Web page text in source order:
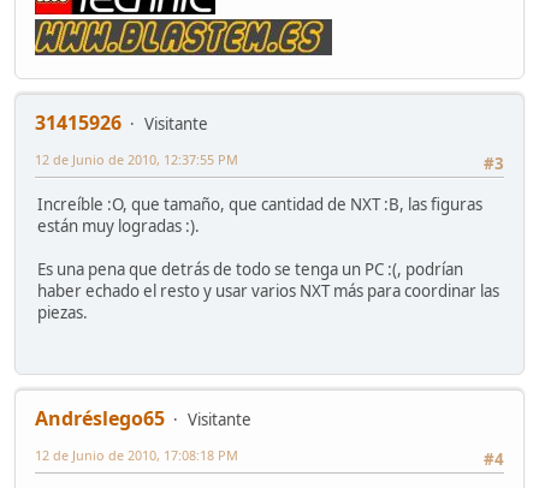
31415926
Visitante
#3
12 de Junio de 2010, 12:37:55 PM
Increíble :O, que tamaño, que cantidad de NXT :B, las figuras
están muy logradas :).
Es una pena que detrás de todo se tenga un PC :(, podrían
haber echado el resto y usar varios NXT más para coordinar las
piezas.
Andréslego65
Visitante
#4
12 de Junio de 2010, 17:08:18 PM